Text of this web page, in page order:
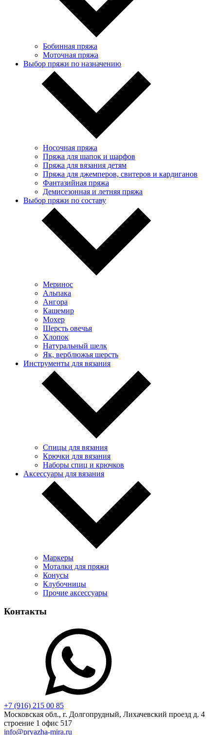
Бобинная пряжа
Моточная пряжа
Выбор пряжи по назначению
Носочная пряжа
Пряжа для шапок и шарфов
Пряжа для вязания детям
Пряжа для джемперов, свитеров и кардиганов
Фантазийная пряжа
Демисезонная и летняя пряжа
Выбор пряжи по составу
Меринос
Альпака
Ангора
Кашемир
Мохер
Шерсть овечья
Хлопок
Натуральный шелк
Як, верблюжья шерсть
Инструменты для вязания
Спицы для вязания
Крючки для вязания
Наборы спиц и крючков
Аксессуары для вязания
Маркеры
Моталки для пряжи
Конусы
Клубочницы
Прочие аксессуары
Контакты
+7 (916) 215 00 85
Московская обл., г. Долгопрудный, Лихачевский проезд д. 4
строение 1 офис 517
info@pryazha-mira.ru